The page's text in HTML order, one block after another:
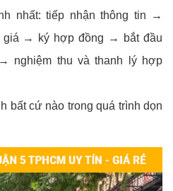
nhất: tiếp nhận thông tin →
giá → ký hợp đồng → bắt đầu
nghiệm thu và thanh lý hợp
bất cứ nào trong quá trình dọn